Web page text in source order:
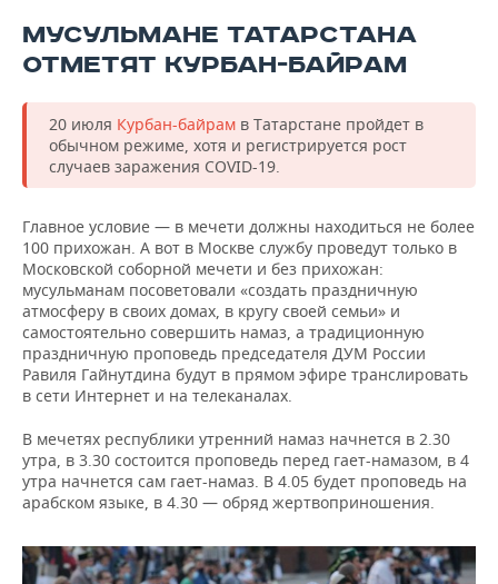
МУСУЛЬМАНЕ ТАТАРСТАНА
ОТМЕТЯТ КУРБАН-БАЙРАМ
20 июля Курбан-байрам в Татарстане пройдет в
обычном режиме, хотя и регистрируется рост
случаев заражения COVID-19.
Главное условие — в мечети должны находиться не более
100 прихожан. А вот в Москве службу проведут только в
Московской соборной мечети и без прихожан:
мусульманам посоветовали «создать праздничную
атмосферу в своих домах, в кругу своей семьи» и
самостоятельно совершить намаз, а традиционную
праздничную проповедь председателя ДУМ России
Равиля Гайнутдина будут в прямом эфире транслировать
в сети Интернет и на телеканалах.
В мечетях республики утренний намаз начнется в 2.30
утра, в 3.30 состоится проповедь перед гает-намазом, в 4
утра начнется сам гает-намаз. В 4.05 будет проповедь на
арабском языке, в 4.30 — обряд жертвоприношения.